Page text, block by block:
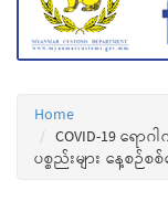
Home
COVID-19 ရေ
ပစ္စည်းများ နေ့စ